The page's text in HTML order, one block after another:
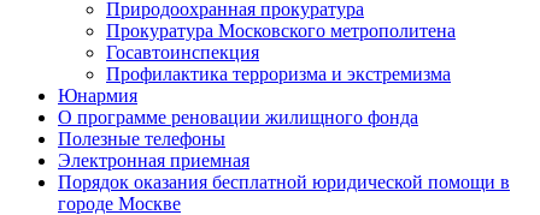
Природоохранная прокуратура
Прокуратура Московского метрополитена
Госавтоинспекция
Профилактика терроризма и экстремизма
Юнармия
О программе реновации жилищного фонда
Полезные телефоны
Электронная приемная
Порядок оказания бесплатной юридической помощи в
городе Москве